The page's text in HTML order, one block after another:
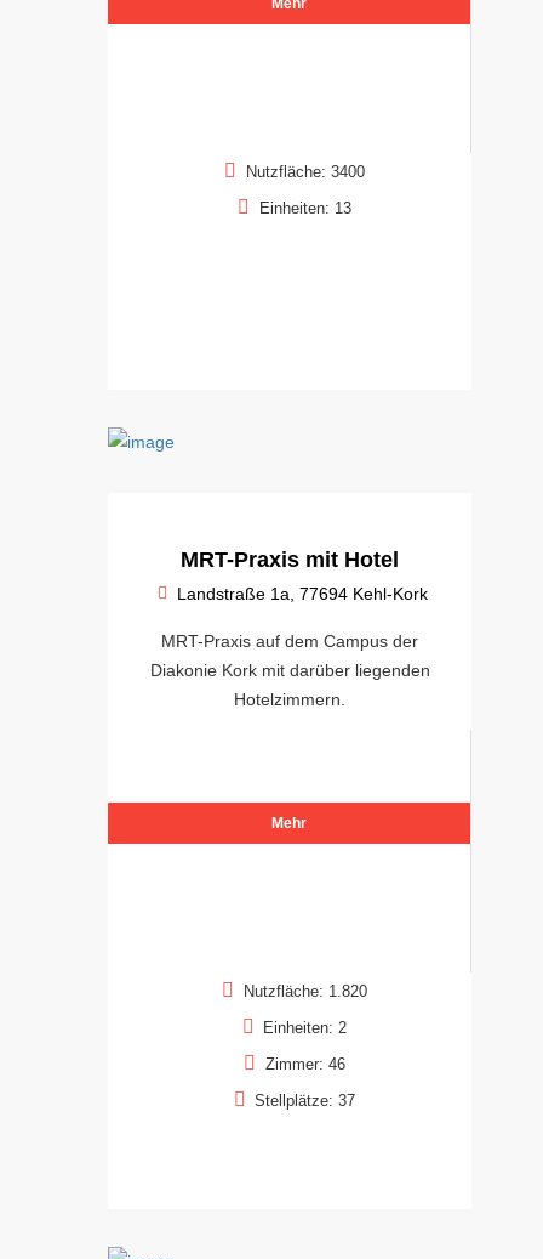
Nutzfläche: 3400
Einheiten: 13
MRT-Praxis mit Hotel
Landstraße 1a, 77694 Kehl-Kork
MRT-Praxis auf dem Campus der
Diakonie Kork mit darüber liegenden
Hotelzimmern.
Mehr
Nutzfläche: 1.820
Einheiten: 2
Zimmer: 46
Stellplätze: 37